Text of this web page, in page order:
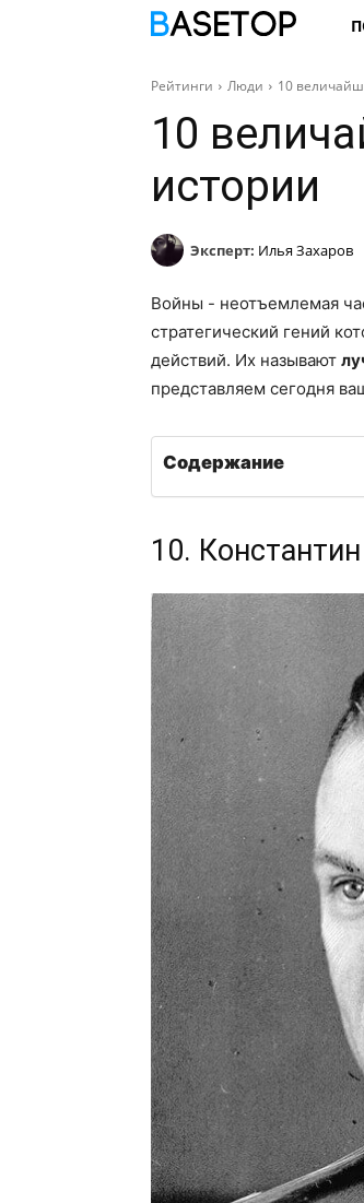
Рейтинги Люди 10
10
истории
Эксперт: Илья Захаров
Войны - неотъемлемая
стратегический гений
действий. Их называют
представляем сегодня
Содержание
10.